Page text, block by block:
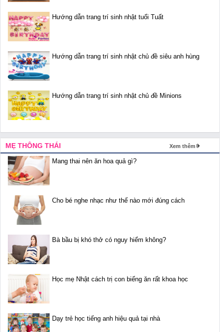
Hướng dẫn trang trí sinh nhật tuổi Tuất
Hướng dẫn trang trí sinh nhật chủ đề siêu anh hùng
Hướng dẫn trang trí sinh nhật chủ đề Minions
MẸ THÔNG THÁI Xem thêm
Mang thai nên ăn hoa quả gì?
Cho bé nghe nhạc như thế nào mới đúng cách
Bà bầu bị khó thở có nguy hiểm không?
Học mẹ Nhật cách trị con biếng ăn rất khoa học
Dạy trẻ học tiếng anh hiệu quả tại nhà